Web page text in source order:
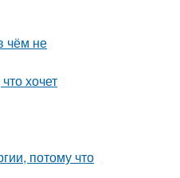
чём не
хочет
потому что